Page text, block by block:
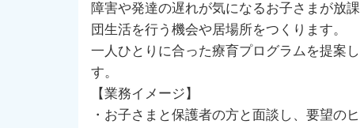
障害や発達の遅れが気になるお子さまが放
団生活を行う機会や居場所をつくります。
一人ひとりに合った療育プログラムを提案
す。
【業務イメージ】
・お子さまと保護者の方と面談し、要望の